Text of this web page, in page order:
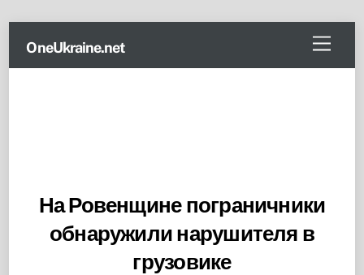
content
Menu
OneUkraine.net
На Ровенщине пограничники
обнаружили нарушителя в
грузовике